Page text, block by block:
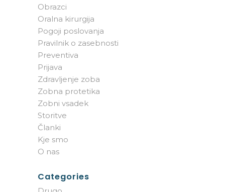
Obrazci
Oralna kirurgija
Pogoji poslovanja
Pravilnik o zasebnosti
Preventiva
Prijava
Zdravljenje zoba
Zobna protetika
Zobni vsadek
Storitve
Članki
Kje smo
O nas
Categories